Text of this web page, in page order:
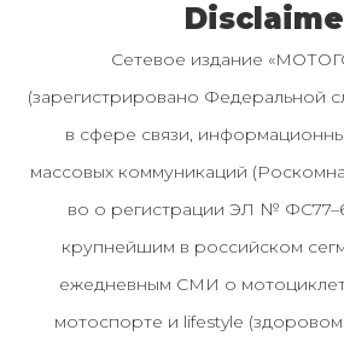
Сетевое издание
(зарегистрировано Федеральной
в сфере связи,
массовых коммуникаций
во о регистрации ЭЛ №
крупнейшим в российском
ежедневным СМИ о
мотоспорте и lifestyle